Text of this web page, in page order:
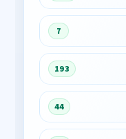
7
193
44